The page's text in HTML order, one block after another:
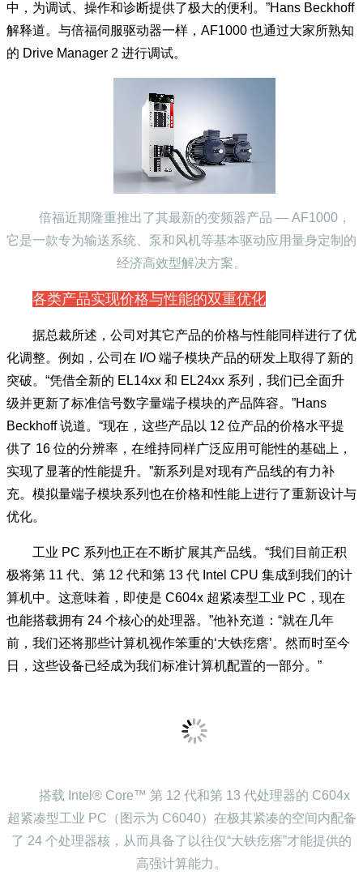
中，为调试、操作和诊断提供了极大的便利。”Hans Beckhoff
解释道。与倍福伺服驱动器一样，AF1000 也通过大家所熟知
的 Drive Manager 2 进行调试。
倍福近期隆重推出了其最新的变频器产品 — AF1000，
它是一款专为输送系统、泵和风机等基本驱动应用量身定制的
经济高效型解决方案。
各类产品实现价格与性能的双重优化
据总裁所述，公司对其它产品的价格与性能同样进行了优
化调整。例如，公司在 I/O 端子模块产品的研发上取得了新的
突破。“凭借全新的 EL14xx 和 EL24xx 系列，我们已全面升
级并更新了标准信号数字量端子模块的产品阵容。”Hans
Beckhoff 说道。“现在，这些产品以 12 位产品的价格水平提
供了 16 位的分辨率，在维持同样广泛应用可能性的基础上，
实现了显著的性能提升。”新系列是对现有产品线的有力补
充。模拟量端子模块系列也在价格和性能上进行了重新设计与
优化。
工业 PC 系列也正在不断扩展其产品线。“我们目前正积
极将第 11 代、第 12 代和第 13 代 Intel CPU 集成到我们的计
算机中。这意味着，即使是 C604x 超紧凑型工业 PC，现在
也能搭载拥有 24 个核心的处理器。”他补充道：“就在几年
前，我们还将那些计算机视作笨重的‘大铁疙瘩’。然而时至今
日，这些设备已经成为我们标准计算机配置的一部分。”
搭载 Intel® Core™ 第 12 代和第 13 代处理器的 C604x
超紧凑型工业 PC（图示为 C6040）在极其紧凑的空间内配备
了 24 个处理器核，从而具备了以往仅“大铁疙瘩”才能提供的